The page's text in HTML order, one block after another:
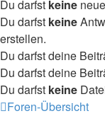
Du darfst keine
Du darfst keine
erstellen.
Du darfst deine
Du darfst deine
Du darfst keine
Foren-Übersicht